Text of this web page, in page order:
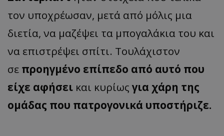
τον υποχρέωσαν, μετά από μόλις μια
διετία, να μαζέψει τα μπογαλάκια του και
να επιστρέψει σπίτι. Τουλάχιστον
σε προηγμένο επίπεδο από αυτό που
είχε αφήσει και κυρίως για χάρη της
ομάδας που πατρογονικά υποστήριζε.